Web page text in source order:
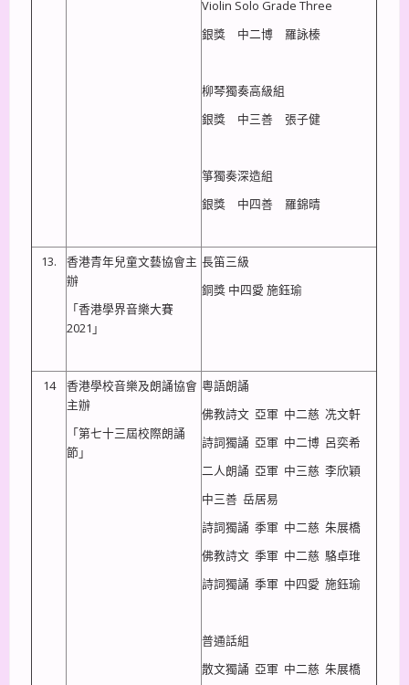
Violin Solo Grade Three
銀獎 中二博 羅詠榛
柳琴獨奏高級組
銀獎 中三善 張子健
箏獨奏深造組
銀獎 中四善 羅錦晴
13.
香港青年兒童文藝協會主
辦
「香港學界音樂大賽
2021」
長笛三級
銅獎 中四愛 施鈺瑜
14
香港學校音樂及朗誦協會
主辦
「第七十三屆校際朗誦
節」
粵語朗誦
佛教詩文 亞軍 中二慈 冼文軒
詩詞獨誦 亞軍 中二博 呂奕希
二人朗誦 亞軍 中三慈 李欣穎
中三善 岳居易
詩詞獨誦 季軍 中二慈 朱展橋
佛教詩文 季軍 中二慈 駱卓琟
詩詞獨誦 季軍 中四愛 施鈺瑜
普通話組
散文獨誦 亞軍 中二慈 朱展橋